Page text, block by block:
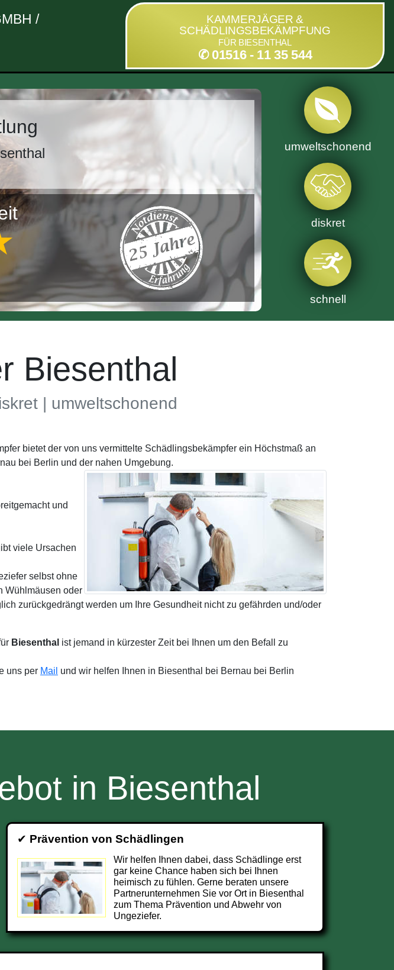
/
KAMMERJÄGER &
SCHÄDLINGSBEKÄMPFUNG
FÜR BIESENTHAL
✆ 01516 - 11 35 544
umweltschonend
diskret
schnell
Biesenthal
| umweltschonend
bietet der von uns vermittelte Schädlingsbekämpfer ein Höchstmaß an
bei Berlin und der nahen Umgebung.
und
viele Ursachen
selbst ohne
Wühlmäusen oder
zurückgedrängt werden um Ihre Gesundheit nicht zu gefährden und/oder
Biesenthal ist jemand in kürzester Zeit bei Ihnen um den Befall zu
uns per Mail und wir helfen Ihnen in Biesenthal bei Bernau bei Berlin
in Biesenthal
✔ Prävention von Schädlingen
Wir helfen Ihnen dabei, dass Schädlinge erst
gar keine Chance haben sich bei Ihnen
heimisch zu fühlen. Gerne beraten unsere
Partnerunternehmen Sie vor Ort in Biesenthal
zum Thema Prävention und Abwehr von
Ungeziefer.